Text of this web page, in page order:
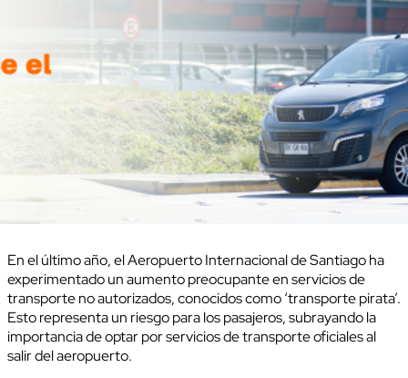
En el último año, el Aeropuerto Internacional de Santiago ha
experimentado un aumento preocupante en servicios de
transporte no autorizados, conocidos como ‘transporte pirata’.
Esto representa un riesgo para los pasajeros, subrayando la
importancia de optar por servicios de transporte oficiales al
salir del aeropuerto.